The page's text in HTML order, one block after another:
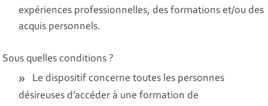
expériences professionnelles, des formations et/ou des
acquis personnels.
Sous quelles conditions ?
Le dispositif concerne toutes les personnes
désireuses d’accéder à une formation de